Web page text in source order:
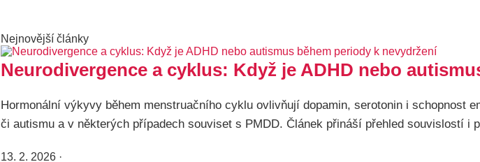
Nejnovější články
Neurodivergence a cyklus: Když je ADHD nebo
Hormonální výkyvy během menstruačního cyklu ovlivňují dopamin, serotonin i schopnost
či autismu a v některých případech souviset s PMDD. Článek přináší přehled souvislostí i
13. 2. 2026 ·